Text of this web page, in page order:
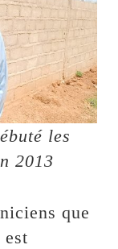
les
2013
que